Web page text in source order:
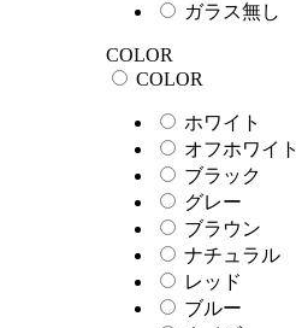
ガラス無し
COLOR
COLOR
ホワイト
オフホワイト
ブラック
グレー
ブラウン
ナチュラル
レッド
ブルー